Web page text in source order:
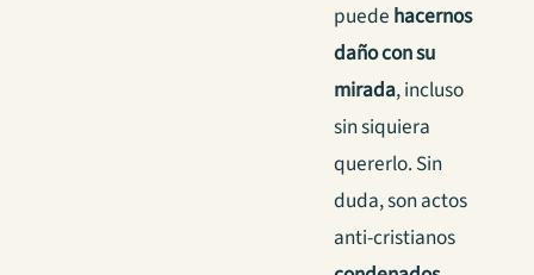
puede hacernos
daño con su
mirada, incluso
sin siquiera
quererlo. Sin
duda, son actos
anti-cristianos